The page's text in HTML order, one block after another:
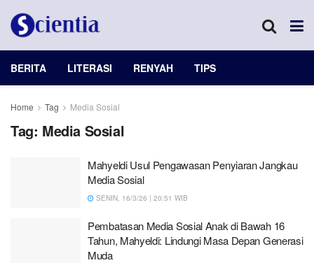
BERITA LITERASI RENYAH TIPS
Home Tag Media Sosial
Tag: Media Sosial
Mahyeldi Usul Pengawasan Penyiaran Jangkau
Media Sosial
SENIN, 16/3/26 | 20:51 WIB
Pembatasan Media Sosial Anak di Bawah 16
Tahun, Mahyeldi: Lindungi Masa Depan Generasi
Muda